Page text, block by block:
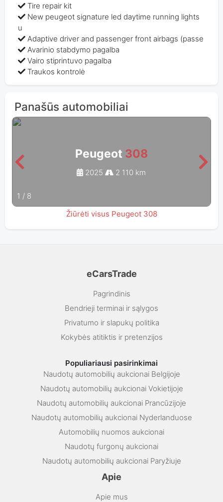
Tire repair kit
New peugeot signature led daytime running lights
u
Adaptive driver and passenger front airbags (passe
Avarinio stabdymo pagalba
Vairo stiprintuvo pagalba
Traukos kontrolė
Panašūs automobiliai
Peugeot 308
2025 2 110 km
1 / 8
Žiūrėti visus Peugeot 308
eCarsTrade
Pagrindinis
Bendrieji terminai ir sąlygos
Privatumo ir slapukų politika
Kokybės atitiktis ir pretenzijos
Populiariausi pasirinkimai
Naudotų automobilių aukcionai Belgijoje
Naudotų automobilių aukcionai Vokietijoje
Naudotų automobilių aukcionai Prancūzijoje
Naudotų automobilių aukcionai Nyderlanduose
Automobilių nuomos aukcionai
Naudotų furgonų aukcionai
Naudotų automobilių aukcionai Paryžiuje
Apie
Apie mus